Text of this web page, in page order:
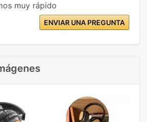
muy rápido
ENVIAR UNA PREGUNTA